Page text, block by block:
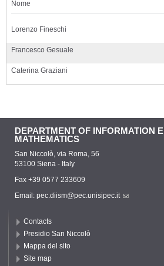
Nome
Lorenzo Fineschi
Francesco Gesuale
Caterina Graziani
DEPARTMENT OF INFORMATION
MATHEMATICS
San Niccolò, via Roma, 56
53100 Siena - Italy
Fax +39 0577 233609
Email: pec.diism@pec.unisipec.it
Contacts
Presidio San Niccolò
Mappa del sito
Site map